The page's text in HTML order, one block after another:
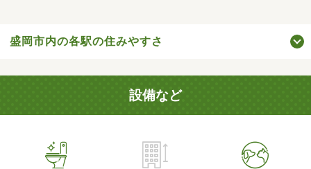
盛岡市内の各駅の住みやすさ
設備など